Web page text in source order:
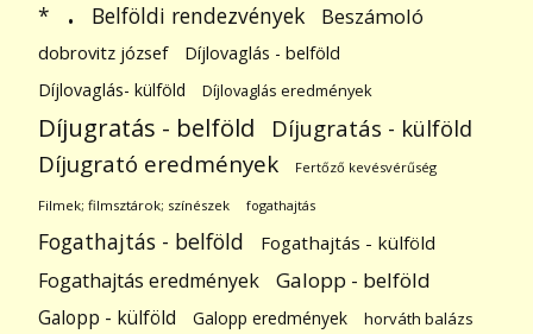
* . Belföldi rendezvények Beszámoló
dobrovitz józsef
Díjlovaglás - belföld
Díjlovaglás- külföld
Díjlovaglás eredmények
Díjugratás - belföld Díjugratás - külföld
Díjugrató eredmények Fertőző kevésvérűség
Filmek; filmsztárok; színészek fogathajtás
Fogathajtás - belföld Fogathajtás - külföld
Fogathajtás eredmények Galopp - belföld
Galopp - külföld Galopp eredmények horváth balázs